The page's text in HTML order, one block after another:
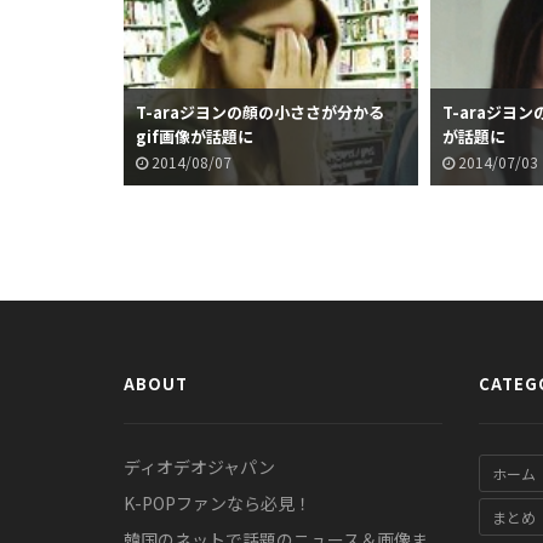
T-araジヨンの顔の小ささが分かる
gif画像が話題に
2014/08/07
T-araジヨン
が話題に
2014/07/03
ABOUT
ディオデオジャパン
K-POPファンなら必見！
ホーム
まとめ